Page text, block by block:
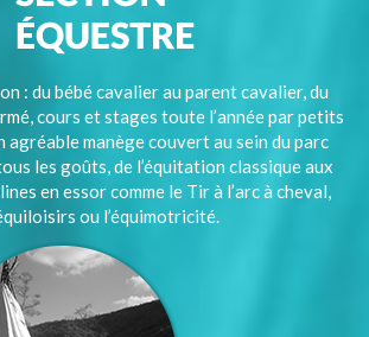
: du bébé cavalier au parent cavalier, du
cours et stages toute l’année par petits
agréable manège couvert au sein du parc
les goûts, de l’équitation classique aux
en essor comme le Tir à l’arc à cheval,
ou l’équimotricité.